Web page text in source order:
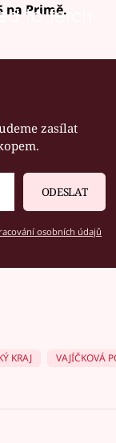
to fetch
na Primě.
zasílat
ODESLAT
osobních údajů
KRAJ VAJÍČKOVÁ